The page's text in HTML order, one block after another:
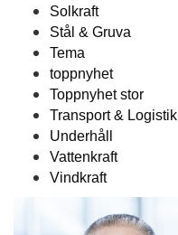
Solkraft
Stål & Gruva
Tema
toppnyhet
Toppnyhet stor
Transport & Logistik
Underhåll
Vattenkraft
Vindkraft